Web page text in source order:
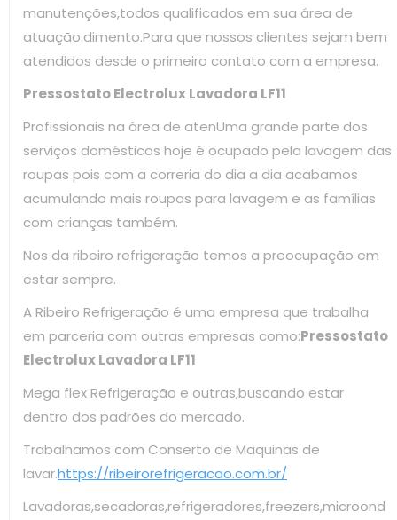
manutenções,todos qualificados em sua área de
atuação.dimento.Para que nossos clientes sejam bem
atendidos desde o primeiro contato com a empresa.
Pressostato Electrolux Lavadora LF11
Profissionais na área de atenUma grande parte dos
serviços domésticos hoje é ocupado pela lavagem das
roupas pois com a correria do dia a dia acabamos
acumulando mais roupas para lavagem e as famílias
com crianças também.
Nos da ribeiro refrigeração temos a preocupação em
estar sempre.
A Ribeiro Refrigeração é uma empresa que trabalha
em parceria com outras empresas como:Pressostato
Electrolux Lavadora LF11
Mega flex Refrigeração e outras,buscando estar
dentro dos padrões do mercado.
Trabalhamos com Conserto de Maquinas de
lavar.https://ribeirorefrigeracao.com.br/
Lavadoras,secadoras,refrigeradores,freezers,microond